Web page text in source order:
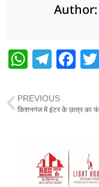
Author:
W
at
s
p
T
e
g
m
F
e
o
o
PREVIOUS